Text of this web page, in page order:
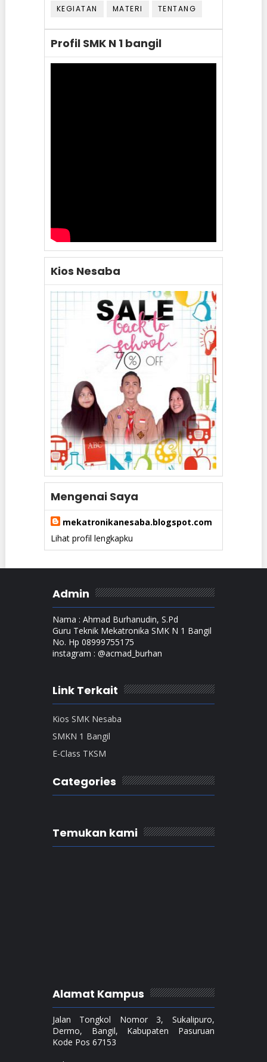
KEGIATAN MATERI TENTANG
Profil SMK N 1 bangil
Kios Nesaba
Mengenai Saya
mekatronikanesaba.blogspot.com
Lihat profil lengkapku
Admin
Nama : Ahmad Burhanudin, S.Pd
Guru Teknik Mekatronika SMK N 1 Bangil
No. Hp 08999755175
instagram : @acmad_burhan
Link Terkait
Kios SMK Nesaba
SMKN 1 Bangil
E-Class TKSM
Categories
Temukan kami
Alamat Kampus
Jalan Tongkol Nomor 3, Sukalipuro,
Dermo, Bangil, Kabupaten Pasuruan
Kode Pos 67153